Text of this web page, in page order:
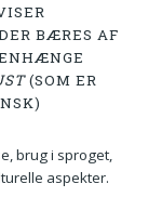
BÆRES AF
(SOM ER
brug i sproget,
aspekter.